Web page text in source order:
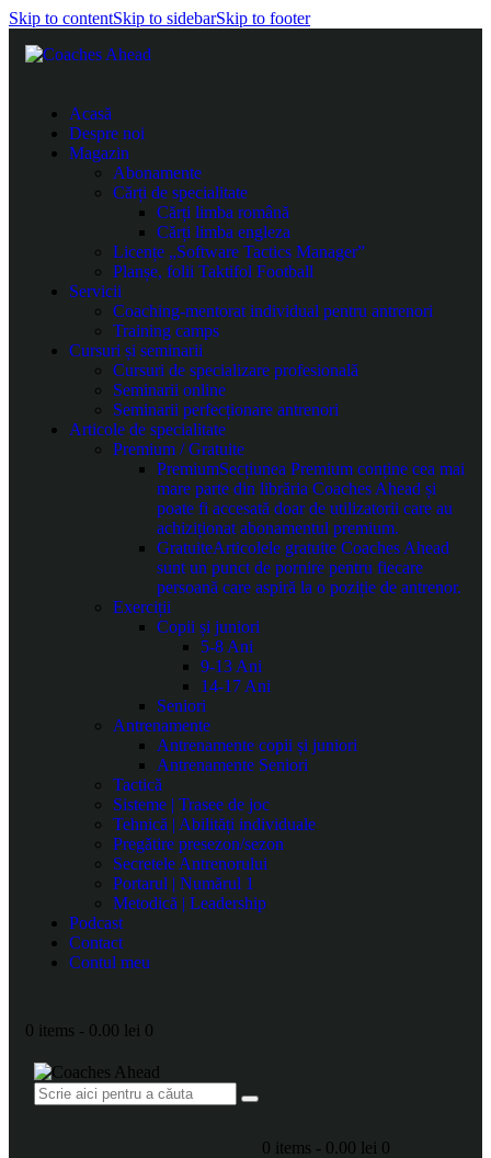
Skip to contentSkip to sidebarSkip to footer
Acasă
Despre noi
Magazin
Abonamente
Cărți de specialitate
Cărți limba română
Cărți limba engleza
Licențe „Software Tactics Manager”
Planșe, folii Taktifol Football
Servicii
Coaching-mentorat individual pentru antrenori
Training camps
Cursuri și seminarii
Cursuri de specializare profesională
Seminarii online
Seminarii perfecționare antrenori
Articole de specialitate
Premium / Gratuite
PremiumSecțiunea Premium conține cea mai
mare parte din librăria Coaches Ahead și
poate fi accesată doar de utilizatorii care au
achiziționat abonamentul premium.
GratuiteArticolele gratuite Coaches Ahead
sunt un punct de pornire pentru fiecare
persoană care aspiră la o poziție de antrenor.
Exerciții
Copii și juniori
5-8 Ani
9-13 Ani
14-17 Ani
Seniori
Antrenamente
Antrenamente copii și juniori
Antrenamente Seniori
Tactică
Sisteme | Trasee de joc
Tehnică | Abilități individuale
Pregătire presezon/sezon
Secretele Antrenorului
Portarul | Numărul 1
Metodică | Leadership
Podcast
Contact
Contul meu
0 items - 0.00 lei 0
0 items - 0.00 lei 0